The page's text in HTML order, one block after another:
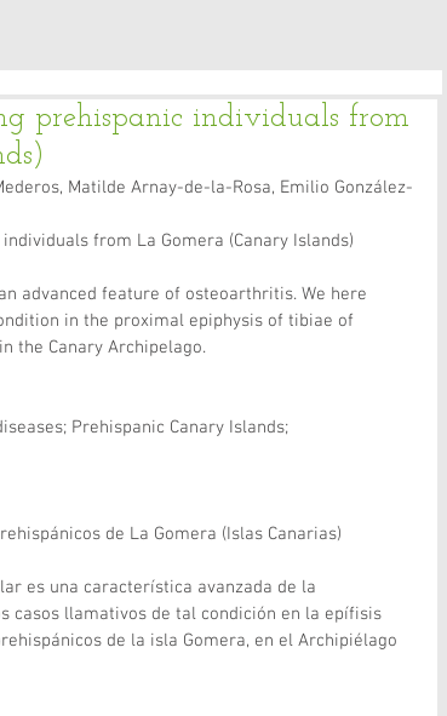
prehispanic individuals from
Matilde Arnay-de-la-Rosa, Emilio González-
from La Gomera (Canary Islands)
advanced feature of osteoarthritis. We here
in the proximal epiphysis of tibiae of
the Canary Archipelago.
Prehispanic Canary Islands;
de La Gomera (Islas Canarias)
es una característica avanzada de la
casos llamativos de tal condición en la epífisis
de la isla Gomera, en el Archipiélago